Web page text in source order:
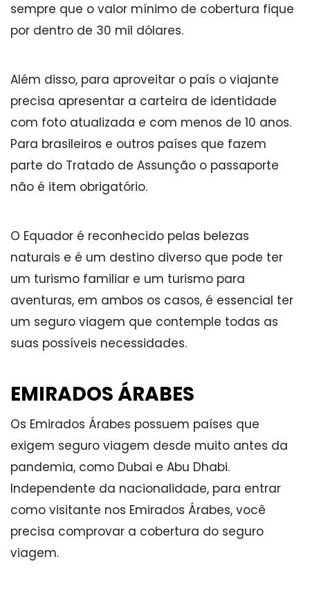
sempre que o valor mínimo de cobertura fique
por dentro de 30 mil dólares.
Além disso, para aproveitar o país o viajante
precisa apresentar a carteira de identidade
com foto atualizada e com menos de 10 anos.
Para brasileiros e outros países que fazem
parte do Tratado de Assunção o passaporte
não é item obrigatório.
O Equador é reconhecido pelas belezas
naturais e é um destino diverso que pode ter
um turismo familiar e um turismo para
aventuras, em ambos os casos, é essencial ter
um seguro viagem que contemple todas as
suas possíveis necessidades.
EMIRADOS ÁRABES
Os Emirados Árabes possuem países que
exigem seguro viagem desde muito antes da
pandemia, como Dubai e Abu Dhabi.
Independente da nacionalidade, para entrar
como visitante nos Emirados Árabes, você
precisa comprovar a cobertura do seguro
viagem.